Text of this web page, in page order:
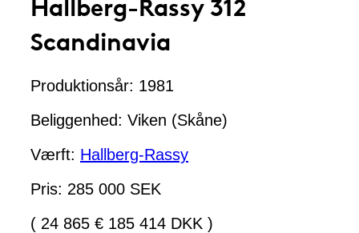
Scandinavia
Produktionsår: 1981
Beliggenhed: Viken (Skåne)
Værft: Hallberg-Rassy
Pris: 285 000 SEK
( 24 865 € 185 414 DKK )